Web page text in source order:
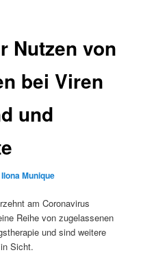
Nutzen von
bei Viren
und
Ilona Munique
am Coronavirus
Reihe von zugelassenen
und sind weitere
Sicht.